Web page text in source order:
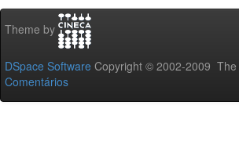
Theme by
DSpace Software Copyright © 2002-2009 The
Comentários